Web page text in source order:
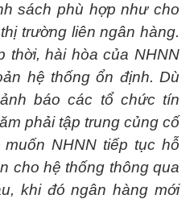
sách phù hợp như cho
trường liên ngân hàng.
thời, hài hòa của NHNN
hệ thống ổn định. Dù
báo các tổ chức tín
phải tập trung củng cố
NHNN tiếp tục hỗ
cho hệ thống thông qua
khi đó ngân hàng mới